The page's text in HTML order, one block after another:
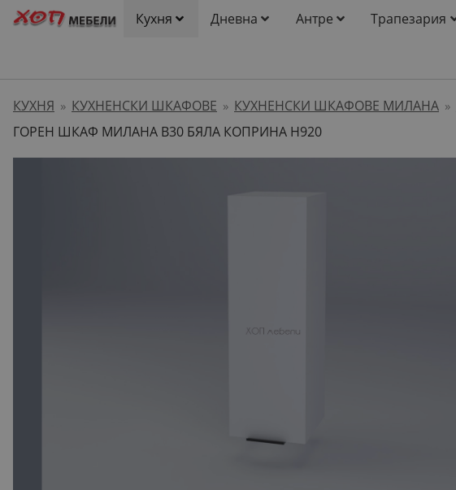
Кухня Дневна Антре Трапезария
КУХНЯ » КУХНЕНСКИ ШКАФОВЕ » КУХНЕНСКИ ШКАФОВЕ МИЛАНА »
ГОРЕН ШКАФ МИЛАНА B30 БЯЛА КОПРИНА H920